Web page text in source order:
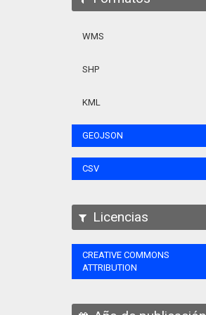
WMS
SHP
KML
GEOJSON
CSV
Licencias
CREATIVE COMMONS
ATTRIBUTION